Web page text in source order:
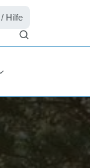
Hilfe